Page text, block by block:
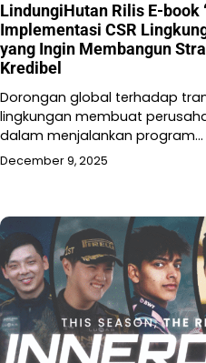
LindungiHutan Rilis E-book
Implementasi CSR
yang Ingin Membangun
Kredibel
Dorongan global terhadap
lingkungan membuat
dalam menjalankan program…
December 9, 2025